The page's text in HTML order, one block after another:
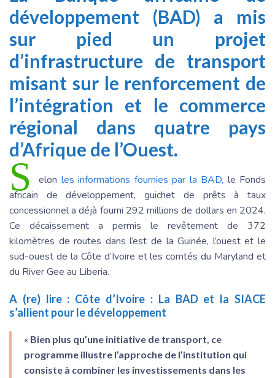
développement (BAD) a mis
sur pied un projet
d’infrastructure de transport
misant sur le renforcement de
l’intégration et le commerce
régional dans quatre pays
d’Afrique de l’Ouest.
S elon les informations fournies par la BAD, le Fonds
africain de développement, guichet de prêts à taux
concessionnel a déjà fourni 292 millions de dollars en 2024.
Ce décaissement a permis le revêtement de 372
kilomètres de routes dans l’est de la Guinée, l’ouest et le
sud-ouest de la Côte d’Ivoire et les comtés du Maryland et
du River Gee au Liberia.
A (re) lire : Côte d’Ivoire : La BAD et la SIACE
s’allient pour le développement
« Bien plus qu’une initiative de transport, ce
programme illustre l’approche de l’institution qui
consiste à combiner les investissements dans les